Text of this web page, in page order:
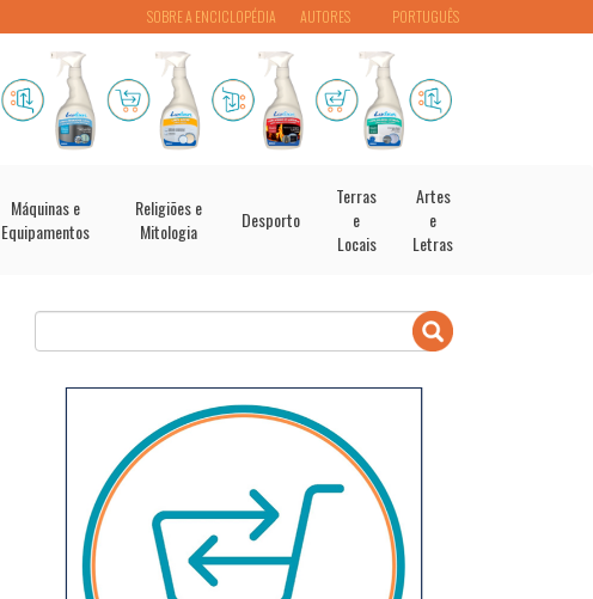
PORTUGUÊS
SOBRE A ENCICLOPÉDIA AUTORES
Máquinas e
Equipamentos
Religiões e
Mitologia
Desporto
Terras
e
Locais
Artes
e
Letras